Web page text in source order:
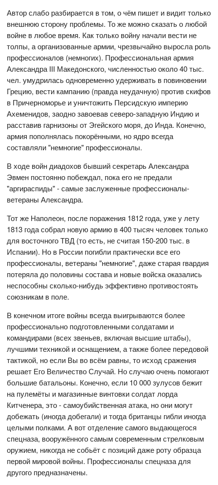
Автор слабо разбирается в том, о чём пишет и видит только
внешнюю сторону проблемы. То же можно сказать о любой
войне в любое время. Как только войну начали вести не
толпы, а организованные армии, чрезвычайно выросла роль
профессионалов (немногих). Профессиональная армия
Александра III Македонского, численностью около 40 тыс.
чел. умудрилась одновременно удерживать в повиновении
Грецию, вести кампанию (правда неудачную) против скифов
в Причерноморье и уничтожить Персидскую империю
Ахеменидов, заодно завоевав северо-западную Индию и
расставив гарнизоны от Эгейского моря, до Инда. Конечно,
армия пополнялась покорёнными, но ядро всегда
составляли "немногие" профессионалы.
В ходе войн диадохов бывший секретарь Александра
Эвмен постоянно побеждал, пока его не предали
"аргираспиды" - самые заслуженные профессионалы-
ветераны Александра.
Тот же Наполеон, после поражения 1812 года, уже у лету
1813 года собрал новую армию в 400 тысяч человек только
для восточного ТВД (то есть, не считая 150-200 тыс. в
Испании). Но в России погибли практически все его
профессионалы, ветераны "немногие", даже старая гвардия
потеряла до половины состава и новые войска оказались
неспособны сколько-нибудь эффективно противостоять
союзникам в поле.
В конечном итоге войны всегда выигрываются более
профессионально подготовленными солдатами и
командирами (всех звеньев, включая высшие штабы),
лучшими техникой и оснащением, а также более передовой
тактикой, но если Вы во всём равны, то исход сражения
решает Его Величество Случай. Но случаю очень помогают
большие батальоны. Конечно, если 10 000 зулусов бежит
на пулемёты и магазинные винтовки солдат лорда
Китченера, это - самоубийственная атака, но они могут
добежать (иногда добегали) и тогда британцы гибли иногда
целыми полками. А вот отделение самого выдающегося
спецназа, вооружённого самым современным стрелковым
оружием, никогда не собьёт с позиций даже роту образца
первой мировой войны. Профессионалы спецназа для
другого предназначены.